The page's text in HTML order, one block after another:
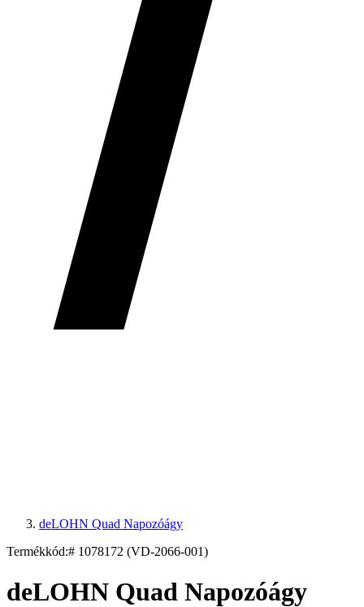
deLOHN Quad Napozóágy
Termékkód:# 1078172 (VD-2066-001)
deLOHN Quad Napozóágy